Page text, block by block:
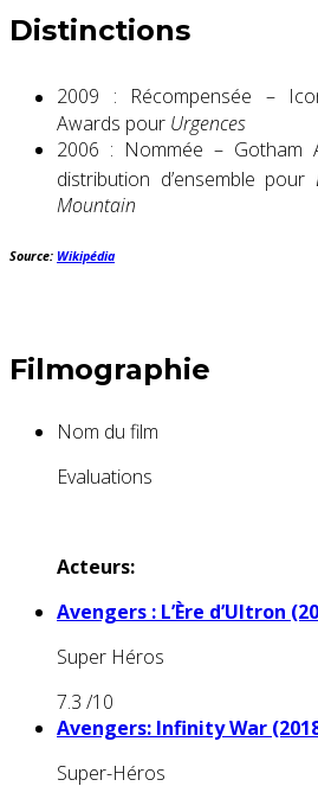
Distinctions
2009 : Récompensée –
Awards pour Urgences
2006 : Nommée – Gotham
distribution d’ensemble pour
Mountain
Source: Wikipédia
Filmographie
Nom du film
Evaluations
Acteurs:
Avengers : L’Ère d’Ultron
Super Héros
7.3 /10
Avengers: Infinity War
Super-Héros